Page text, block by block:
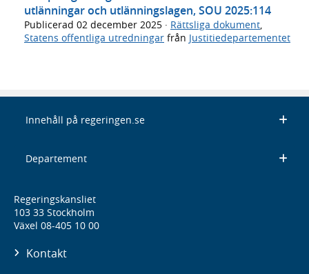
utlänningar och utlänningslagen, SOU 2025:114
Publicerad 02 december 2025 · Rättsliga dokument,
Statens offentliga utredningar från Justitiedepartementet
Innehåll på regeringen.se
Departement
Regeringskansliet
103 33 Stockholm
Växel 08-405 10 00
Kontakt